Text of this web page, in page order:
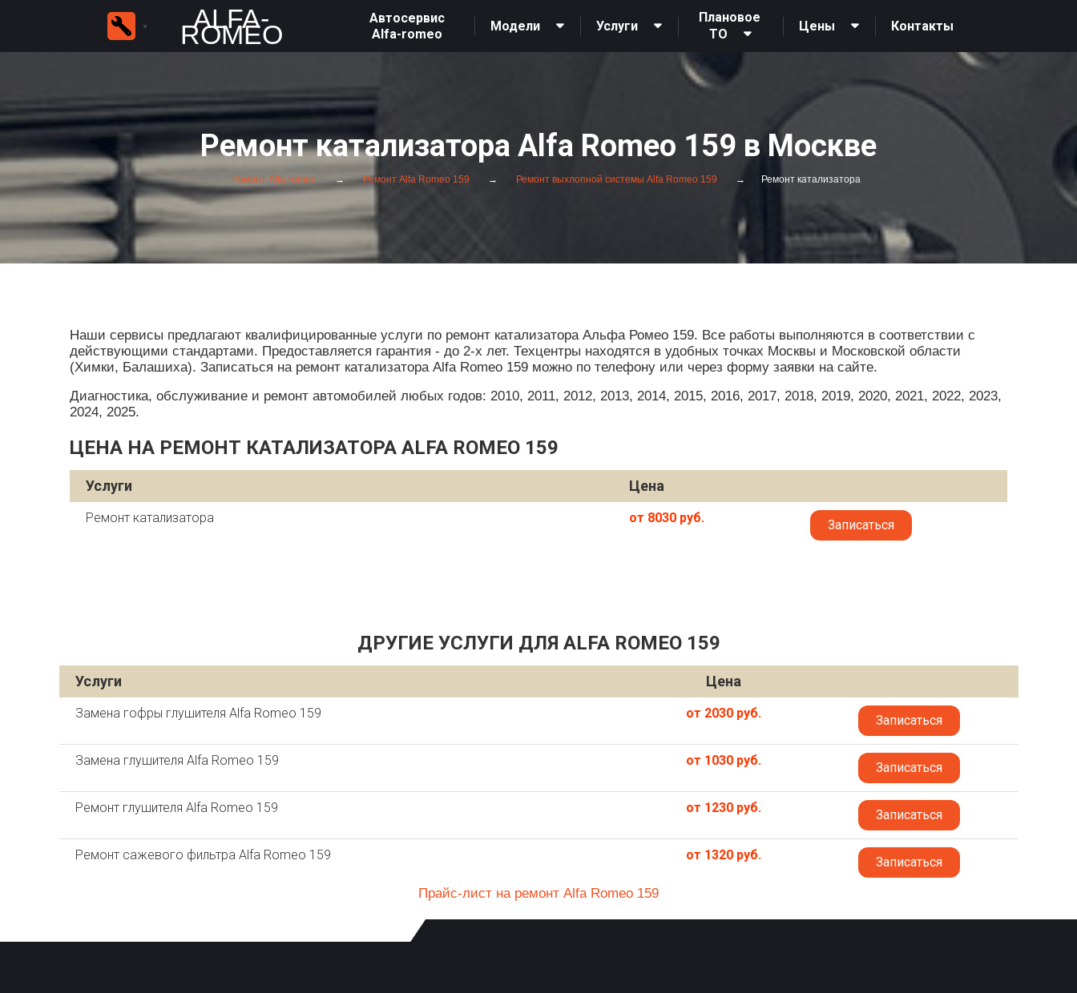
ALFA-
ROMEO
Автосервис
Alfa-romeo
Модели Услуги
Плановое
ТО
Цены Контакты
Ремонт катализатора Alfa Romeo 159 в Москве
Ремонт Alfa-romeo Ремонт Alfa Romeo 159 Ремонт выхлопной системы Alfa Romeo 159 Ремонт катализатора
Наши сервисы предлагают квалифицированные услуги по ремонт катализатора Альфа Ромео 159. Все работы выполняются в соответствии с
действующими стандартами. Предоставляется гарантия - до 2-х лет. Техцентры находятся в удобных точках Москвы и Московской области
(Химки, Балашиха). Записаться на ремонт катализатора Alfa Romeo 159 можно по телефону или через форму заявки на сайте.
Диагностика, обслуживание и ремонт автомобилей любых годов: 2010, 2011, 2012, 2013, 2014, 2015, 2016, 2017, 2018, 2019, 2020, 2021, 2022, 2023,
2024, 2025.
ЦЕНА НА РЕМОНТ КАТАЛИЗАТОРА ALFA ROMEO 159
Услуги Цена
Ремонт катализатора от 8030 руб. Записаться
ДРУГИЕ УСЛУГИ ДЛЯ ALFA ROMEO 159
Услуги Цена
Замена гофры глушителя Alfa Romeo 159 от 2030 руб. Записаться
Замена глушителя Alfa Romeo 159 от 1030 руб. Записаться
Ремонт глушителя Alfa Romeo 159 от 1230 руб. Записаться
Ремонт сажевого фильтра Alfa Romeo 159 от 1320 руб. Записаться
Прайс-лист на ремонт Alfa Romeo 159